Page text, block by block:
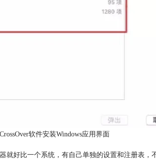
软件安装Windows应用界面
就好比一个系统，有自己单独的设置和注册表